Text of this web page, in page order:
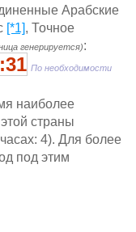
Арабские
[*1], Точное
генерируется):
По необходимости
наиболее
страны
4). Для более
под этим